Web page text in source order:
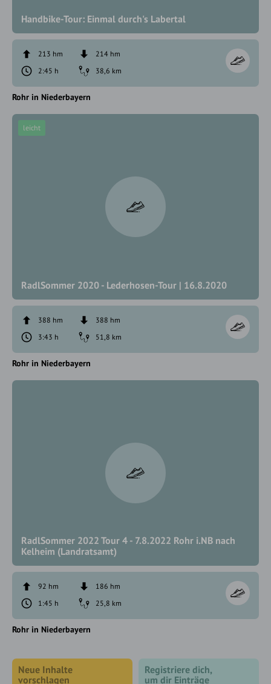
Handbike-Tour: Einmal durch's Labertal
213 hm
214 hm
2:45 h
38,6 km
Rohr in Niederbayern
RadlSommer 2020 - Lederhosen-Tour | 16.8.2020
leicht
388 hm
388 hm
3:43 h
51,8 km
Rohr in Niederbayern
RadlSommer 2022 Tour 4 - 7.8.2022 Rohr i.NB nach
Kelheim (Landratsamt)
92 hm
186 hm
1:45 h
25,8 km
Rohr in Niederbayern
Neue Inhalte
vorschlagen
Registriere dich,
um dir Einträge